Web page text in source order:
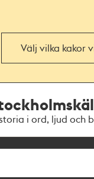
Välj vilka kakor
i ord, ljud och